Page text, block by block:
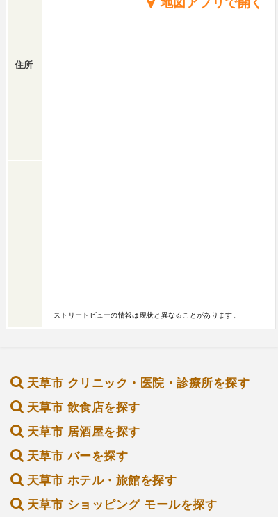
住所
地図アプリで開く
ストリートビューの情報は現状と異なることがあります。
天草市 クリニック・医院・診療所を探す
天草市 飲食店を探す
天草市 居酒屋を探す
天草市 バーを探す
天草市 ホテル・旅館を探す
天草市 ショッピング モールを探す